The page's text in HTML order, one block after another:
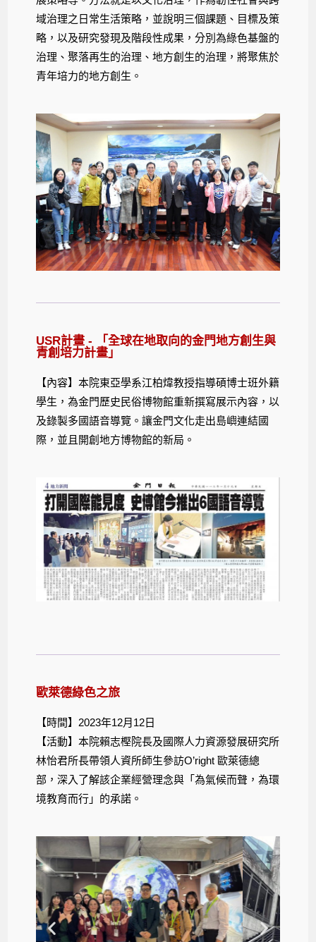
域治理之日常生活策略，並說明三個課題、目標及策
略，以及研究發現及階段性成果，分別為綠色基盤的
治理、聚落再生的治理、地方創生的治理，將聚焦於
青年培力的地方創生。
USR計畫 - 「全球在地取向的金門地方創生與
青創培力計畫」
【內容】本院東亞學系江柏煒教授指導碩博士班外籍
學生，為金門歷史民俗博物館重新撰寫展示內容，以
及錄製多國語音導覽。讓金門文化走出島嶼連結國
際，並且開創地方博物館的新局。
歐萊德綠色之旅
【時間】2023年12月12日
【活動】本院賴志樫院長及國際人力資源發展研究所
林怡君所長帶領人資所師生參訪O’right 歐萊德總
部，深入了解該企業經營理念與「為氣候而聲，為環
境教育而行」的承諾。